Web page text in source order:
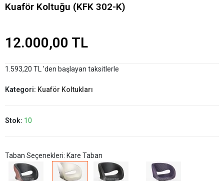
Kuaför Koltuğu (KFK 302-K)
12.000,00 TL
1.593,20 TL 'den başlayan taksitlerle
Kategori: Kuaför Koltukları
Stok: 10
Taban Seçenekleri: Kare Taban